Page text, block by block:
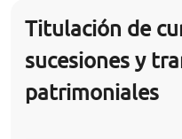
Titulación de
sucesiones y
patrimoniales